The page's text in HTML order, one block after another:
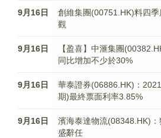
9月16日
創維集團(00751.HK)料四
觀
9月16日
【盈喜】中滙集團
同比增加不少於30%
9月16日
華泰證券(06886.HK)：
期)最終票面利率3.85%
9月16日
濱海泰達物流(08348.HK)
盛辭任